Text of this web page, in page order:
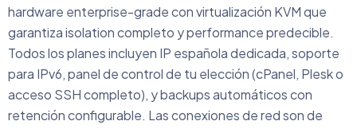
hardware enterprise-grade con virtualización KVM que
garantiza isolation completo y performance predecible.
Todos los planes incluyen IP española dedicada, soporte
para IPv6, panel de control de tu elección (cPanel, Plesk o
acceso SSH completo), y backups automáticos con
retención configurable. Las conexiones de red son de